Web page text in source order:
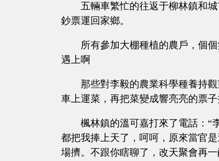
五輛車繁忙的往返于柳林鎮和
鈔票運回家鄉。
所有參加大棚種植的農戶，個
遇上啊
那些對李毅的農業科學種養持
車上運菜，再把菜變成響亮亮的票
楓林鎮的溫可嘉打來了電話：“
都把我捧上天了，呵呵，原來當官
場擠。不跟你瞎聊了，改天聚會再